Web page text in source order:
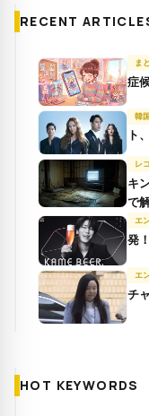
RECENT
ま
症
韓
ト
レ
キ
で
エ
発
エ
チ
HOT KEYWORDS